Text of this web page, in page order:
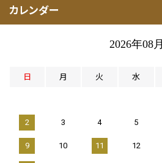
カレンダー
2026年08月
日 月 火 水
2 3 4 5
9 10 11 12